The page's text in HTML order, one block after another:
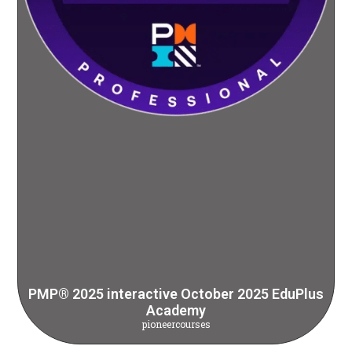
PMP® 2025 interactive October 2025 EduPlus
Academy
pioneercourses